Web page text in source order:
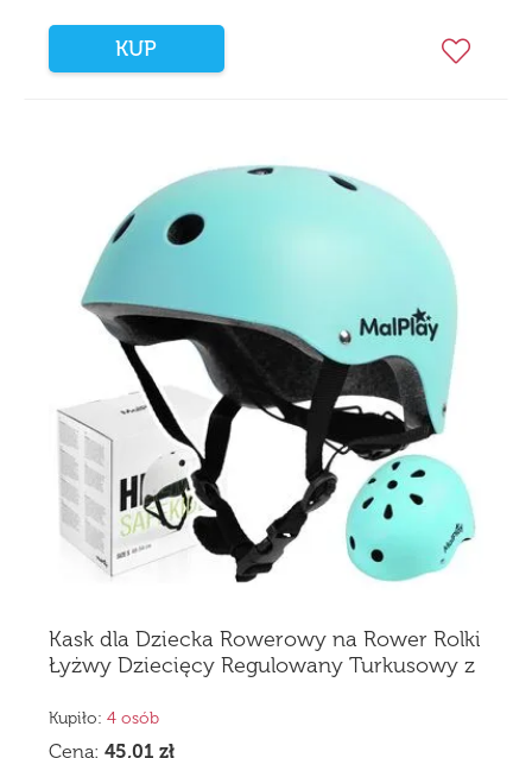
KUP
Kask dla Dziecka Rowerowy na Rower Rolki
Łyżwy Dziecięcy Regulowany Turkusowy z
Kupiło: 4 osób
Cena: 45,01 zł